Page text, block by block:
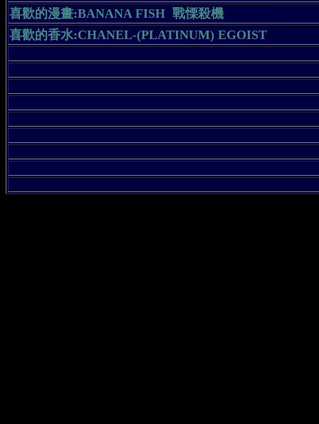
喜歡的漫畫:BANANA FISH 戰慄殺機
喜歡的香水:CHANEL-(PLATINUM) EGOIST